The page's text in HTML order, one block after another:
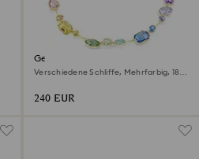
Gema Halskette
Verschiedene Schliffe, Mehrfarbig, 18K
240 EUR